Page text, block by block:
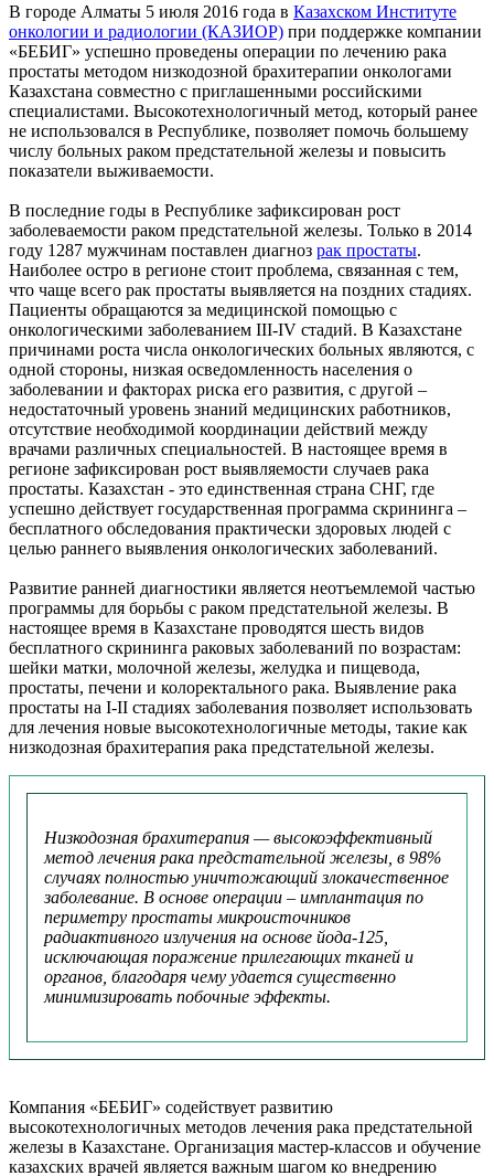
В городе Алматы 5 июля 2016 года в Казахском Институте
онкологии и радиологии (КАЗИОР) при поддержке компании
«БЕБИГ» успешно проведены операции по лечению рака
простаты методом низкодозной брахитерапии онкологами
Казахстана совместно с приглашенными российскими
специалистами. Высокотехнологичный метод, который ранее
не использовался в Республике, позволяет помочь большему
числу больных раком предстательной железы и повысить
показатели выживаемости.
В последние годы в Республике зафиксирован рост
заболеваемости раком предстательной железы. Только в 2014
году 1287 мужчинам поставлен диагноз рак простаты.
Наиболее остро в регионе стоит проблема, связанная с тем,
что чаще всего рак простаты выявляется на поздних стадиях.
Пациенты обращаются за медицинской помощью с
онкологическими заболеванием III-IV стадий. В Казахстане
причинами роста числа онкологических больных являются, с
одной стороны, низкая осведомленность населения о
заболевании и факторах риска его развития, с другой –
недостаточный уровень знаний медицинских работников,
отсутствие необходимой координации действий между
врачами различных специальностей. В настоящее время в
регионе зафиксирован рост выявляемости случаев рака
простаты. Казахстан - это единственная страна СНГ, где
успешно действует государственная программа скрининга –
бесплатного обследования практически здоровых людей с
целью раннего выявления онкологических заболеваний.
Развитие ранней диагностики является неотъемлемой частью
программы для борьбы с раком предстательной железы. В
настоящее время в Казахстане проводятся шесть видов
бесплатного скрининга раковых заболеваний по возрастам:
шейки матки, молочной железы, желудка и пищевода,
простаты, печени и колоректального рака. Выявление рака
простаты на I-II стадиях заболевания позволяет использовать
для лечения новые высокотехнологичные методы, такие как
низкодозная брахитерапия рака предстательной железы.
Низкодозная брахитерапия — высокоэффективный
метод лечения рака предстательной железы, в 98%
случаях полностью уничтожающий злокачественное
заболевание. В основе операции – имплантация по
периметру простаты микроисточников
радиактивного излучения на основе йода-125,
исключающая поражение прилегающих тканей и
органов, благодаря чему удается существенно
минимизировать побочные эффекты.
Компания «БЕБИГ» содействует развитию
высокотехнологичных методов лечения рака предстательной
железы в Казахстане. Организация мастер-классов и обучение
казахских врачей является важным шагом ко внедрению